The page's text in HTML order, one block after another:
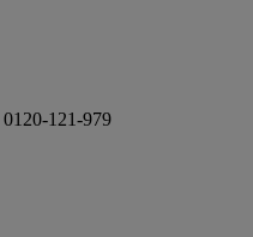
0120-121-979